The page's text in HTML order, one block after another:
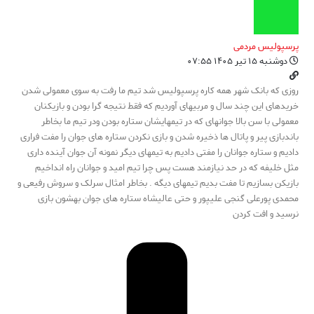
پرسپولیس مردمی
دوشنبه ۱۵ تیر ۱۴۰۵ ۰۷:۵۵
روزی که بانک شهر همه کاره پرسپولیس شد تیم ما رفت به سوی معمولی شدن
خریدهای این چند سال و مربیهای آوردیم که فقط نتیجه گرا بودن و بازیکنان
معمولی با سن بالا جوانهای که در تیمهایشان ستاره بودن ودر تیم ما بخاطر
باندبازی پیر و پاتال ها ذخیره شدن و بازی نکردن ستاره های جوان را مفت فراری
دادیم و ستاره جوانان را مفتی دادیم به تیمهای دیگر نمونه آن جوان آینده داری
مثل خلیفه که در حد نیازمند هست پس چرا تیم امید و جوانان راه انداخیم
بازیکن بسازیم تا مفت بدیم تیمهای دیگه . بخاطر امثال سرلک و سروش رفیعی و
محمدی پورعلی گنجی علیپور و حتی عالیشاه ستاره های جوان بهشون بازی
نرسید و افت کردن